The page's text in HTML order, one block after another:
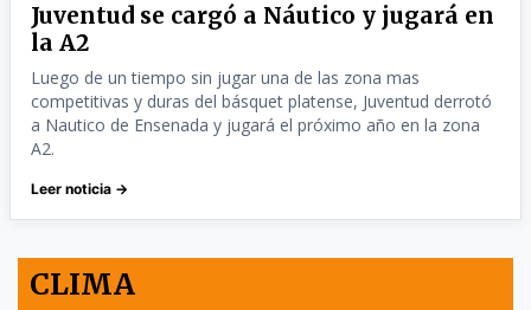
Juventud se cargó a Náutico y jugará en
la A2
Luego de un tiempo sin jugar una de las zona mas
competitivas y duras del básquet platense, Juventud derrotó
a Nautico de Ensenada y jugará el próximo año en la zona
A2.
Leer noticia →
CLIMA